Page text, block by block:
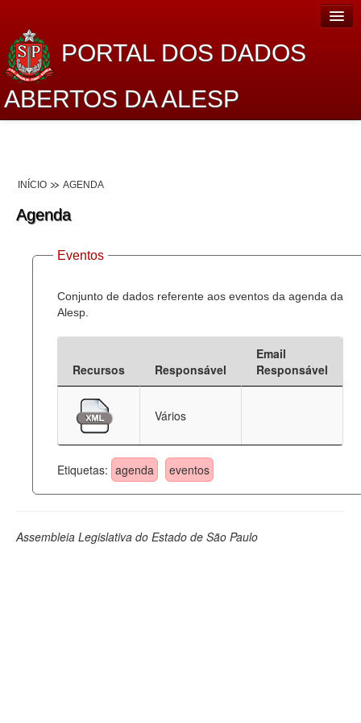
PORTAL DOS DADOS
ABERTOS DA ALESP
Lei de Acesso à Informação
Dados Governamentais Abertos
Planejamento
Catálogo de dados
Deputados Estaduais
Administração
Legislação
INÍCIO AGENDA
Agenda
Eventos
Conjunto de dados referente aos eventos da agenda da
Alesp.
Recursos Responsável
Email
Responsável
Vários
Etiquetas: agenda eventos
Assembleia Legislativa do Estado de São Paulo